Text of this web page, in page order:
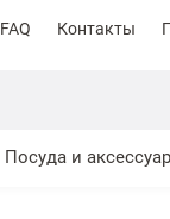
FAQ Контакты
Посуда и